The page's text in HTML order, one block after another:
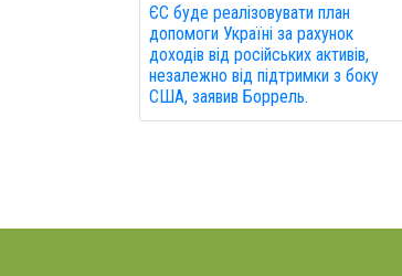
ЄС буде реалізовувати план
допомоги Україні за рахунок
доходів від російських активів,
незалежно від підтримки з боку
США, заявив Боррель.